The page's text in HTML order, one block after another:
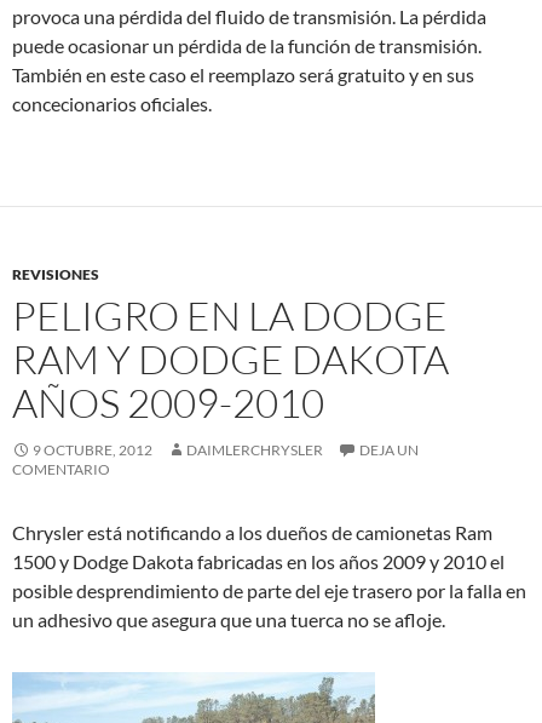
provoca una pérdida del fluido de transmisión. La pérdida
puede ocasionar un pérdida de la función de transmisión.
También en este caso el reemplazo será gratuito y en sus
concecionarios oficiales.
REVISIONES
PELIGRO EN LA DODGE
RAM Y DODGE DAKOTA
AÑOS 2009-2010
9 OCTUBRE, 2012 DAIMLERCHRYSLER
DEJA UN
COMENTARIO
Chrysler está notificando a los dueños de camionetas Ram
1500 y Dodge Dakota fabricadas en los años 2009 y 2010 el
posible desprendimiento de parte del eje trasero por la falla en
un adhesivo que asegura que una tuerca no se afloje.